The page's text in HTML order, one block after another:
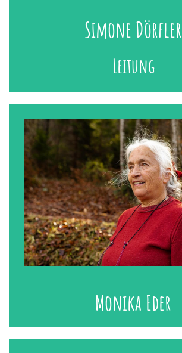
Simone Dörfler
Leitung
Monika Eder